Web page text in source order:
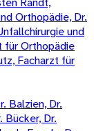
Orthopädie, Dr.
und
für Orthopädie
Facharzt für
Balzien, Dr.
Bücker, Dr.